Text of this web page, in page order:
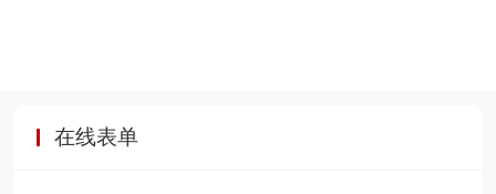
在线表单